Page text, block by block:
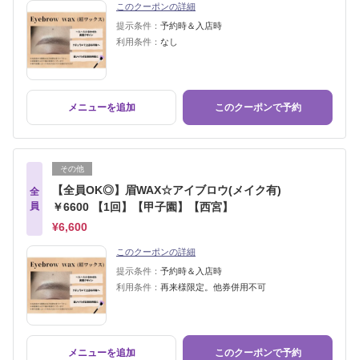
このクーポンの詳細
提示条件： 予約時＆入店時
利用条件： なし
メニューを追加 このクーポンで予約
全
員
その他
【全員OK◎】眉WAX☆アイブロウ(メイク有)
￥6600 【1回】【甲子園】【西宮】
¥6,600
このクーポンの詳細
提示条件： 予約時＆入店時
利用条件： 再来様限定。他券併用不可
メニューを追加 このクーポンで予約